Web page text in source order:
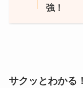
強！
サクッとわかる